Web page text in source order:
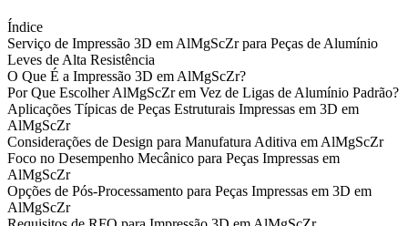
Índice
Serviço de Impressão 3D em AlMgScZr para Peças de Alumínio
Leves de Alta Resistência
O Que É a Impressão 3D em AlMgScZr?
Por Que Escolher AlMgScZr em Vez de Ligas de Alumínio Padrão?
Aplicações Típicas de Peças Estruturais Impressas em 3D em
AlMgScZr
Considerações de Design para Manufatura Aditiva em AlMgScZr
Foco no Desempenho Mecânico para Peças Impressas em
AlMgScZr
Opções de Pós-Processamento para Peças Impressas em 3D em
AlMgScZr